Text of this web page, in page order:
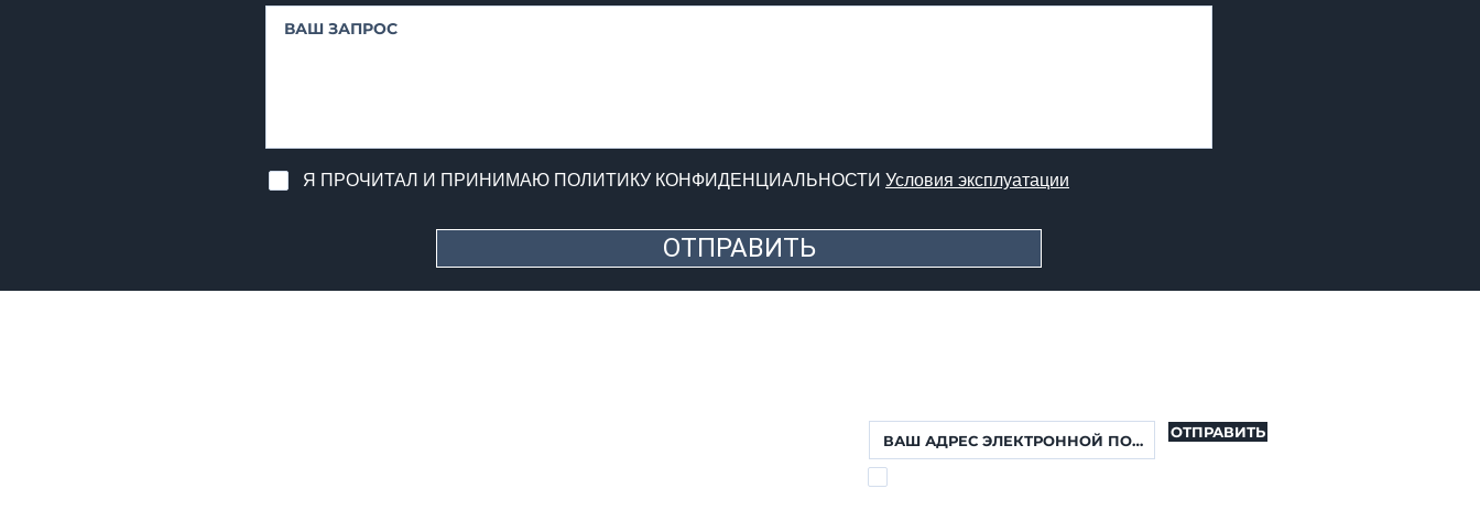
Я ПРОЧИТАЛ И ПРИНИМАЮ ПОЛИТИКУ КОНФИДЕНЦИАЛЬНОСТИ Условия эксплуатации
ОТПРАВИТЬ
ОТПРАВИТЬ